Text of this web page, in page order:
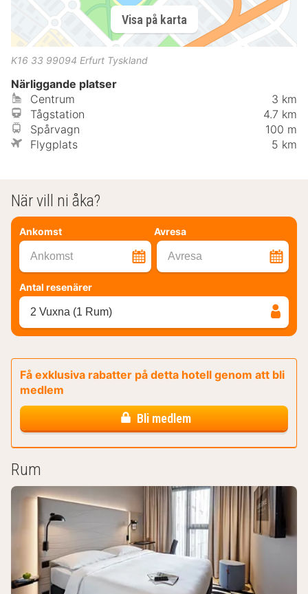
Visa på karta
K16 33 99094 Erfurt Tyskland
Närliggande platser
Centrum
3 km
Tågstation
4.7 km
Spårvagn
100 m
Flygplats
5 km
När vill ni åka?
Ankomst Avresa
Ankomst Avresa
Antal resenärer
2 Vuxna (1 Rum)
Få exklusiva rabatter på detta hotell genom att bli
medlem
Bli medlem
Rum